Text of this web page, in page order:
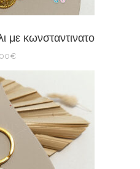
με κωνσταντινατο
€